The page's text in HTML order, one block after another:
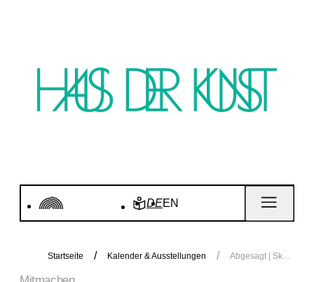
DEEN
Startseite Kalender & Ausstellungen Abgesagt | Skateworkshop für FLINTA*-Personen ab 8 Jahren